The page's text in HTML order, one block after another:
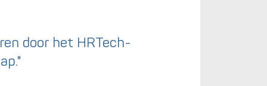
door het HRTech-